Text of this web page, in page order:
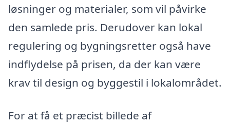
løsninger og materialer, som vil påvirke
den samlede pris. Derudover kan lokal
regulering og bygningsretter også have
indflydelse på prisen, da der kan være
krav til design og byggestil i lokalområdet.
For at få et præcist billede af